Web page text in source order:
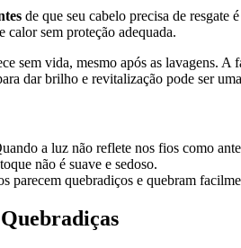
de que seu cabelo precisa de resgate
calor sem proteção adequada.
sem vida, mesmo após as lavagens.
dar brilho e revitalização pode ser
a luz não reflete nos fios como
não é suave e sedoso.
parecem quebradiços e quebram